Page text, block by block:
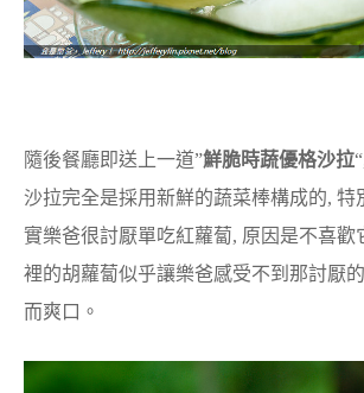
隨後餐廳即送上一道”鮮脆時蔬優格沙拉
沙拉完全是採用新鮮的蔬菜棒構成的, 特
實樂爸很討厭單吃紅蘿蔔, 原因是不喜歡
裡的胡蘿蔔似乎讓樂爸感受不到那討厭
而爽口。